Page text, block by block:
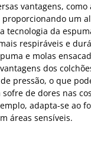
vantagens,
proporcionando um
tecnologia da
respiráveis e
e molas
dos
pressão, o que
de dores nas
adapta-se ao
áreas sensíveis.